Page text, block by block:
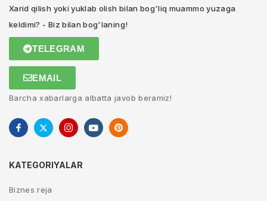
Xarid qilish yoki yuklab olish bilan bog'liq muammo yuzaga
keldimi? - Biz bilan bog'laning!
TELEGRAM
EMAIL
Barcha xabarlarga albatta javob beramiz!
KATEGORIYALAR
Biznes reja